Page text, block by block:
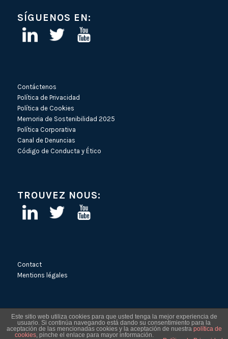
SÍGUENOS EN:
Contáctenos
Política de Privacidad
Política de Cookies
Memoria de Sostenibilidad 2025
Política Corporativa
Canal de Denuncias
Código de Conducta y Ético
TROUVEZ NOUS:
Contact
Mentions légales
Este sitio web utiliza cookies para que usted tenga la mejor experiencia de
usuario. Si continúa navegando está dando su consentimiento para la
aceptación de las mencionadas cookies y la aceptación de nuestra política de
cookies, pinche el enlace para mayor información.